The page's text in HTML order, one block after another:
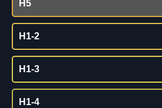
H5
H1-2
H1-3
H1-4